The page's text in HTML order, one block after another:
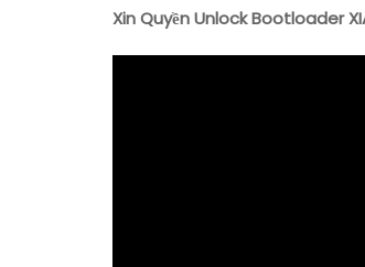
Xin Quyền Unlock Bootloader